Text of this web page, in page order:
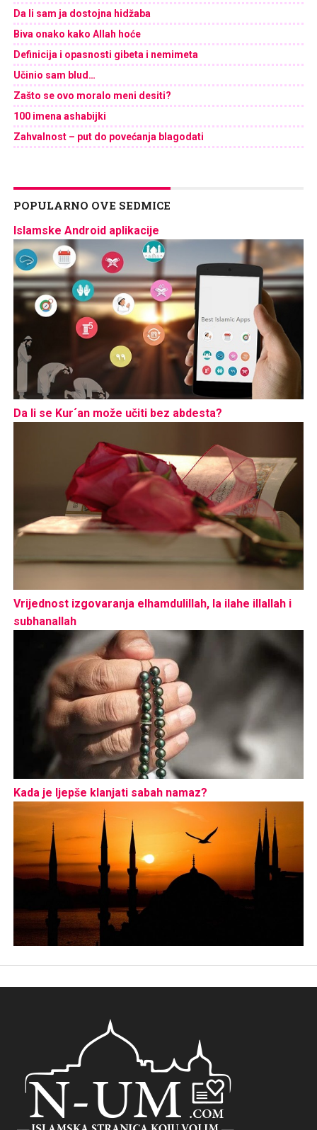
Da li sam ja dostojna hidžaba
Biva onako kako Allah hoće
Definicija i opasnosti gibeta i nemimeta
Učinio sam blud…
Zašto se ovo moralo meni desiti?
100 imena ashabijki
Zahvalnost – put do povećanja blagodati
POPULARNO OVE SEDMICE
Islamske Android aplikacije
Da li se Kur´an može učiti bez abdesta?
Vrijednost izgovaranja elhamdulillah, la ilahe illallah i
subhanallah
Kada je ljepše klanjati sabah namaz?